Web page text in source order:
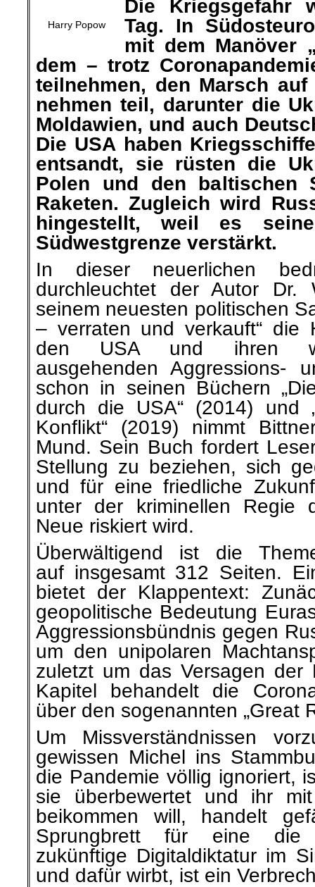
Harry Popow
Die Kriegsgefahr
Tag. In
mit dem Manöver
dem – trotz
teilnehmen, den Marsch auf
nehmen teil, darunter die
Moldawien, und auch
Die USA haben
entsandt, sie rüsten die
Polen und den baltischen
Raketen. Zugleich wird
hingestellt, weil es
Südwestgrenze verstärkt.
In dieser neuerlichen
durchleuchtet der Autor Dr.
seinem neuesten politischen
– verraten und verkauft“ die
den USA und ihren
ausgehenden Aggressions-
schon in seinen Büchern
durch die USA“ (2014) und
Konflikt“ (2019) nimmt
Mund. Sein Buch fordert
Stellung zu beziehen, sich
und für eine friedliche
unter der kriminellen Regie
Neue riskiert wird.
Überwältigend ist die
auf insgesamt 312 Seiten.
bietet der Klappentext:
geopolitische Bedeutung
Aggressionsbündnis gegen
um den unipolaren
zuletzt um das Versagen der
Kapitel behandelt die
über den sogenannten
Um Missverständnissen
gewissen Michel ins
die Pandemie völlig ignoriert,
sie überbewertet und ihr mit
beikommen will, handelt
Sprungbrett für eine die
zukünftige Digitaldiktatur im
und dafür wirbt, ist ein